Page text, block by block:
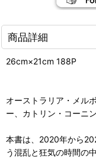
商品詳細
26cm×21cm 188P
オーストラリア・メル
ー、カトリン・コーニ
本書は、2020年から
う混乱と狂気の時間の